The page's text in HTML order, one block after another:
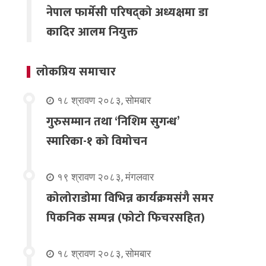
नेपाल फार्मेसी परिषद्को अध्यक्षमा डा
कादिर आलम नियुक्त
लोकप्रिय समाचार
१८ श्रावण २०८३, सोमबार
गुरुसम्मान तथा ‘निशिम सुगन्ध’
स्मारिका-१ को विमोचन
१९ श्रावण २०८३, मंगलवार
कोलोराडोमा विभिन्न कार्यक्रमसंगै समर
पिकनिक सम्पन्न (फोटो फिचरसहित)
१८ श्रावण २०८३, सोमबार